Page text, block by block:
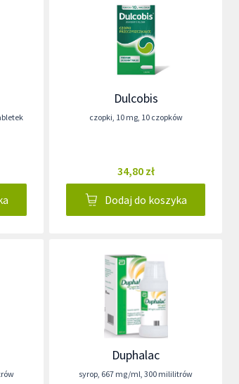
Dulcobis
czopki, 10 mg, 10 czopków
34,80 zł
Dodaj do koszyka
Duphalac
syrop, 667 mg/ml, 300 mililitrów